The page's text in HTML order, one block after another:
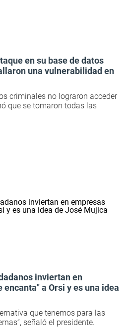
en su base de datos
una vulnerabilidad en
criminales no lograron acceder
que se tomaron todas las
inviertan en
a Orsi y es una idea
que tenemos para las
señaló el presidente.